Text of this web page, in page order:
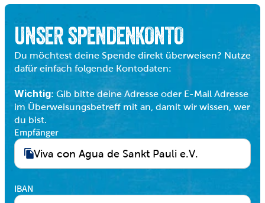
UNSER SPENDENKONTO
Du möchtest deine Spende direkt überweisen? Nutze
dafür einfach folgende Kontodaten:
Wichtig: Gib bitte deine Adresse oder E-Mail Adresse
im Überweisungsbetreff mit an, damit wir wissen, wer
du bist.
Empfänger
Viva con Agua de Sankt Pauli e.V.
IBAN